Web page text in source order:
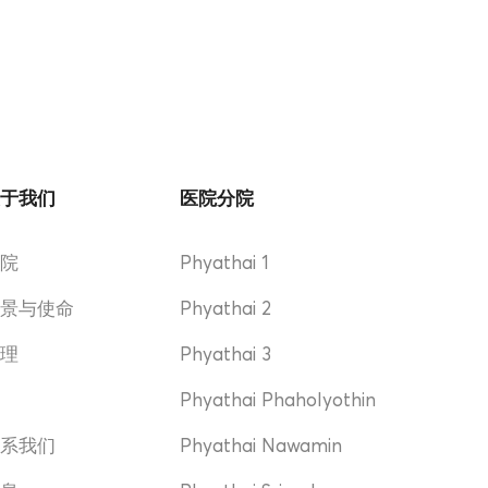
我们
与使命
我们
医院分院
Phyathai 1
Phyathai 2
Phyathai 3
Phyathai Phaholyothin
Phyathai Nawamin